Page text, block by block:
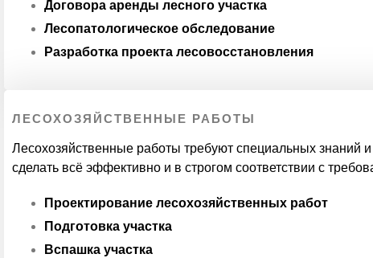
Договора аренды лесного участка
Лесопатологическое обследование
Разработка проекта лесовосстановления
ЛЕСОХОЗЯЙСТВЕННЫЕ РАБОТЫ
Лесохозяйственные работы требуют специальных
сделать всё эффективно и в строгом соответствии с
Проектирование лесохозяйственных работ
Подготовка участка
Вспашка участка